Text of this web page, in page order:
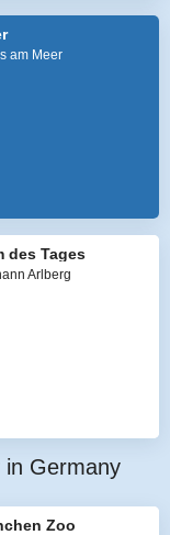
am Meer
des Tages
Arlberg
Germany
Zoo